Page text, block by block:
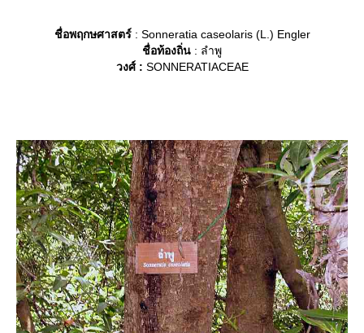
ชื่อพฤกษศาสตร์ : Sonneratia caseolaris (L.) Engler
ชื่อท้องถิ่น : ลำพู
วงศ์ : SONNERATIACEAE